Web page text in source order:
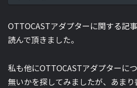
OTTOCASTアダプターに関する記
読んで頂きました。
私も他にOTTOCASTアダプターに
無いかを探してみましたが、あま